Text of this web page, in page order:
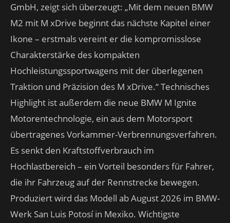
GmbH, zeigt sich überzeugt: „Mit dem neuen BMW
M2 mit M xDrive beginnt das nächste Kapitel einer
Ikone – erstmals vereint er die kompromisslose
Charakterstärke des kompakten
Hochleistungssportwagens mit der überlegenen
Traktion und Präzision des M xDrive.“ Technisches
Highlight ist außerdem die neue BMW M Ignite
Motorentechnologie, ein aus dem Motorsport
übertragenes Vorkammer-Verbrennungsverfahren.
Es senkt den Kraftstoffverbrauch im
Hochlastbereich – ein Vorteil besonders für Fahrer,
die ihr Fahrzeug auf der Rennstrecke bewegen.
Produziert wird das Modell ab August 2026 im BMW-
Werk San Luis Potosí in Mexiko. Wichtigste